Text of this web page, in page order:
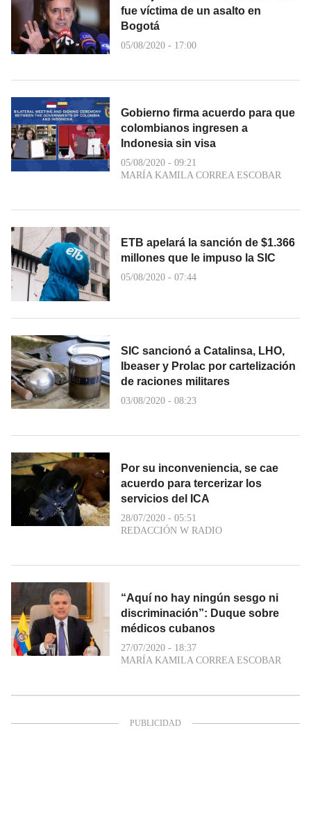
fue víctima de un asalto en
Bogotá
05/08/2020 - 17:00
Gobierno firma acuerdo para que
colombianos ingresen a
Indonesia sin visa
05/08/2020 - 09:21
MARÍA KAMILA CORREA ESCOBAR
ETB apelará la sanción de $1.366
millones que le impuso la SIC
05/08/2020 - 07:44
SIC sancionó a Catalinsa, LHO,
Ibeaser y Prolac por cartelización
de raciones militares
03/08/2020 - 08:23
Por su inconveniencia, se cae
acuerdo para tercerizar los
servicios del ICA
28/07/2020 - 05:51
REDACCIÓN W RADIO
“Aquí no hay ningún sesgo ni
discriminación”: Duque sobre
médicos cubanos
27/07/2020 - 18:37
MARÍA KAMILA CORREA ESCOBAR